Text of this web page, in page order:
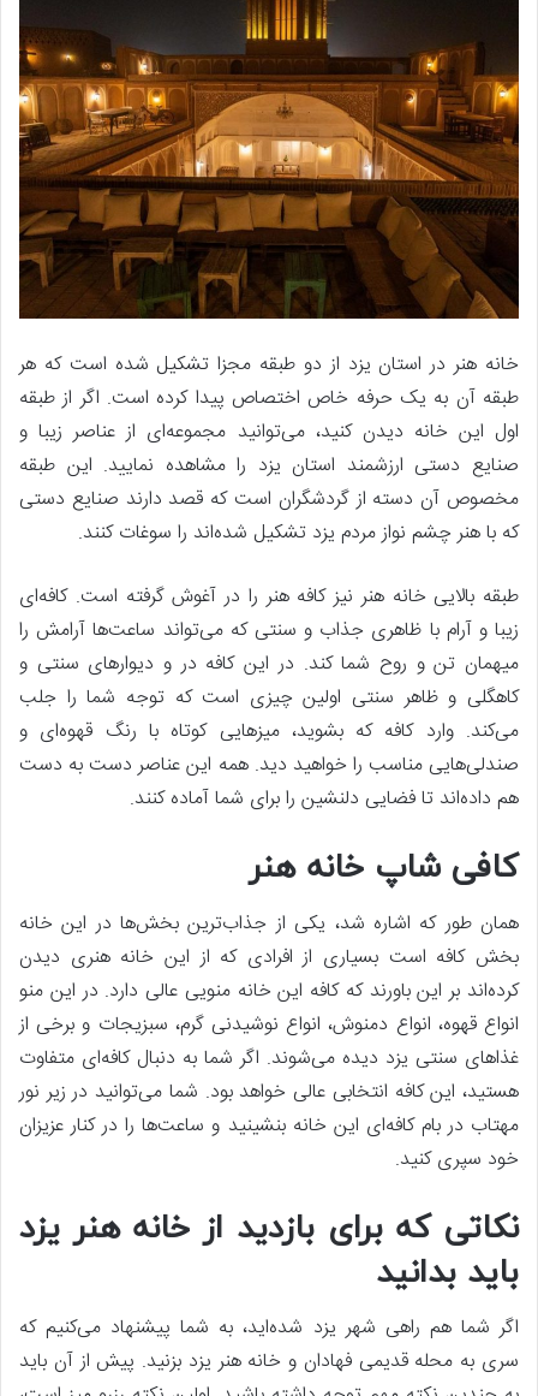
خانه هنر در استان یزد از دو طبقه مجزا تشکیل شده است که هر
طبقه آن به یک حرفه خاص اختصاص پیدا کرده است. اگر از طبقه
اول این خانه دیدن کنید، می‌توانید مجموعه‌ای از عناصر زیبا و
صنایع دستی ارزشمند استان یزد را مشاهده نمایید. این طبقه
مخصوص آن دسته از گردشگران است که قصد دارند صنایع دستی
که با هنر چشم نواز مردم یزد تشکیل شده‌اند را سوغات کنند.
طبقه بالایی خانه هنر نیز کافه هنر را در آغوش گرفته است. کافه‌ای
زیبا و آرام با ظاهری جذاب و سنتی که می‌تواند ساعت‌ها آرامش را
میهمان تن و روح شما کند‌. در این کافه در و دیوارهای سنتی و
کاهگلی و ظاهر سنتی اولین چیزی است که توجه شما را جلب
می‌کند. وارد کافه که بشوید، میزهایی کوتاه با رنگ قهوه‌ای و
صندلی‌هایی مناسب را خواهید دید.‌ همه این عناصر دست به دست
هم داده‌اند تا فضایی دلنشین را برای شما آماده کنند.
کافی شاپ خانه هنر
همان طور که اشاره شد، یکی از جذاب‌ترین بخش‌ها در این خانه
بخش کافه است بسیاری از افرادی که از این خانه هنری دیدن
کرده‌اند بر این باورند که کافه این خانه منویی عالی دارد. در این منو
انواع قهوه، انواع دمنوش، انواع نوشیدنی گرم، سبزیجات و برخی از
غذاهای سنتی یزد دیده می‌شوند. اگر شما به دنبال کافه‌ای متفاوت
هستید، این کافه انتخابی عالی خواهد بود. شما می‌توانید در زیر نور
مهتاب در بام کافه‌ای این خانه بنشینید و ساعت‌ها را در کنار عزیزان
خود سپری کنید.
نکاتی که برای بازدید از خانه هنر یزد
باید بدانید
اگر شما هم راهی شهر یزد شده‌اید، به شما پیشنهاد می‌کنیم که
سری به محله قدیمی فهادان و خانه هنر یزد بزنید. پیش از آن باید